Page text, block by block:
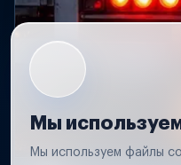
Мы
Мы используем файлы